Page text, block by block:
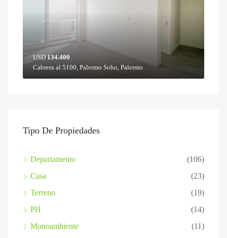
USD134.400
Cabrera al 5100, Palermo Soho, Palermo
Tipo De Propiedades
Departamento
(106)
Casa
(23)
Terreno
(19)
PH
(14)
Monoambiente
(11)